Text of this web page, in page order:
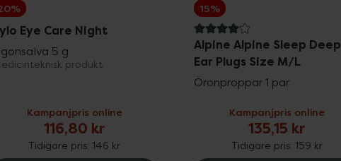
Eye Care Night
5 g
produkt
Kampanjpris online
116,80 kr
Tidigare pris:146 kr
15%
4.1 av 5 i omdöme
Alpine Alpine Sleep Deep
Ear Plugs Size M/L
Öronproppar 1 par
Kampanjpris online
135,15 kr
Tidigare pris: 159 kr